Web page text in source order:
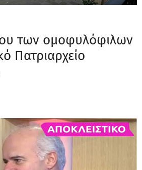
των ομοφυλόφιλων
Πατριαρχείο